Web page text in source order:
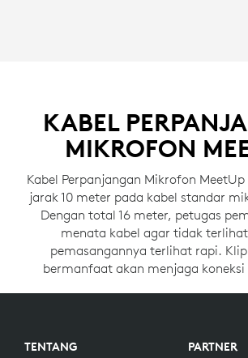
KABEL
MIKROFON
Kabel Perpanjangan Mikrofon
jarak 10 meter pada kabel standar
Dengan total 16 meter, petugas
menata kabel agar tidak
pemasangannya terlihat rapi.
bermanfaat akan menjaga
TENTANG PARTNER